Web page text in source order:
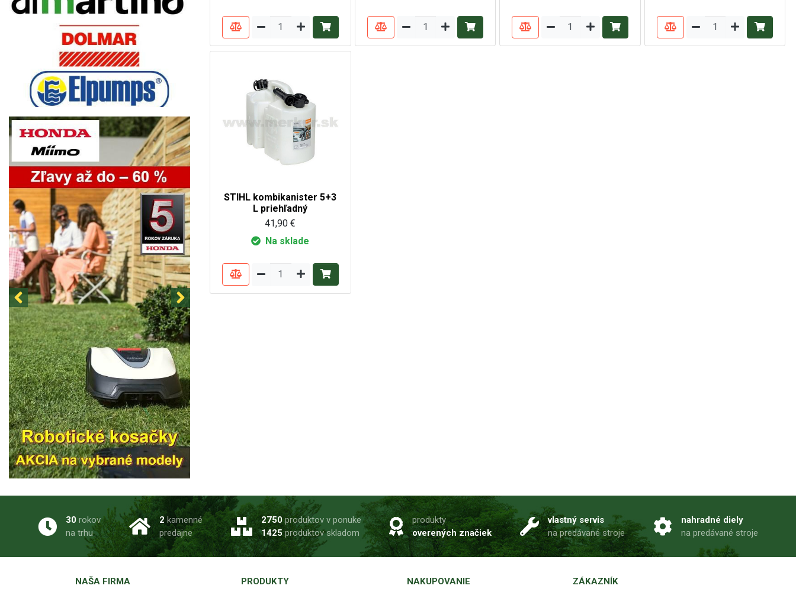
STIHL kombikanister 5+3
L priehľadný
41,90 €
Na sklade
30 rokov
na trhu
2 kamenné
predajne
2750produktov v ponuke
1425produktov skladom
produkty
overených značiek
vlastný servis
na predávané stroje
nahradné diely
na predávané stroje
NAŠA FIRMA PRODUKTY NAKUPOVANIE ZÁKAZNÍK